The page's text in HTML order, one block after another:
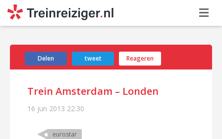
Delen tweet Reageren
Trein Amsterdam – Londen
16 jun 2013 22:30
eurostar